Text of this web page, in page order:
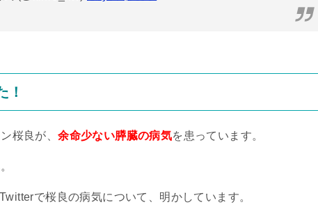
！
桜良が、余命少ない膵臓の病気を患っています。
Twitterで桜良の病気について、明かしています。